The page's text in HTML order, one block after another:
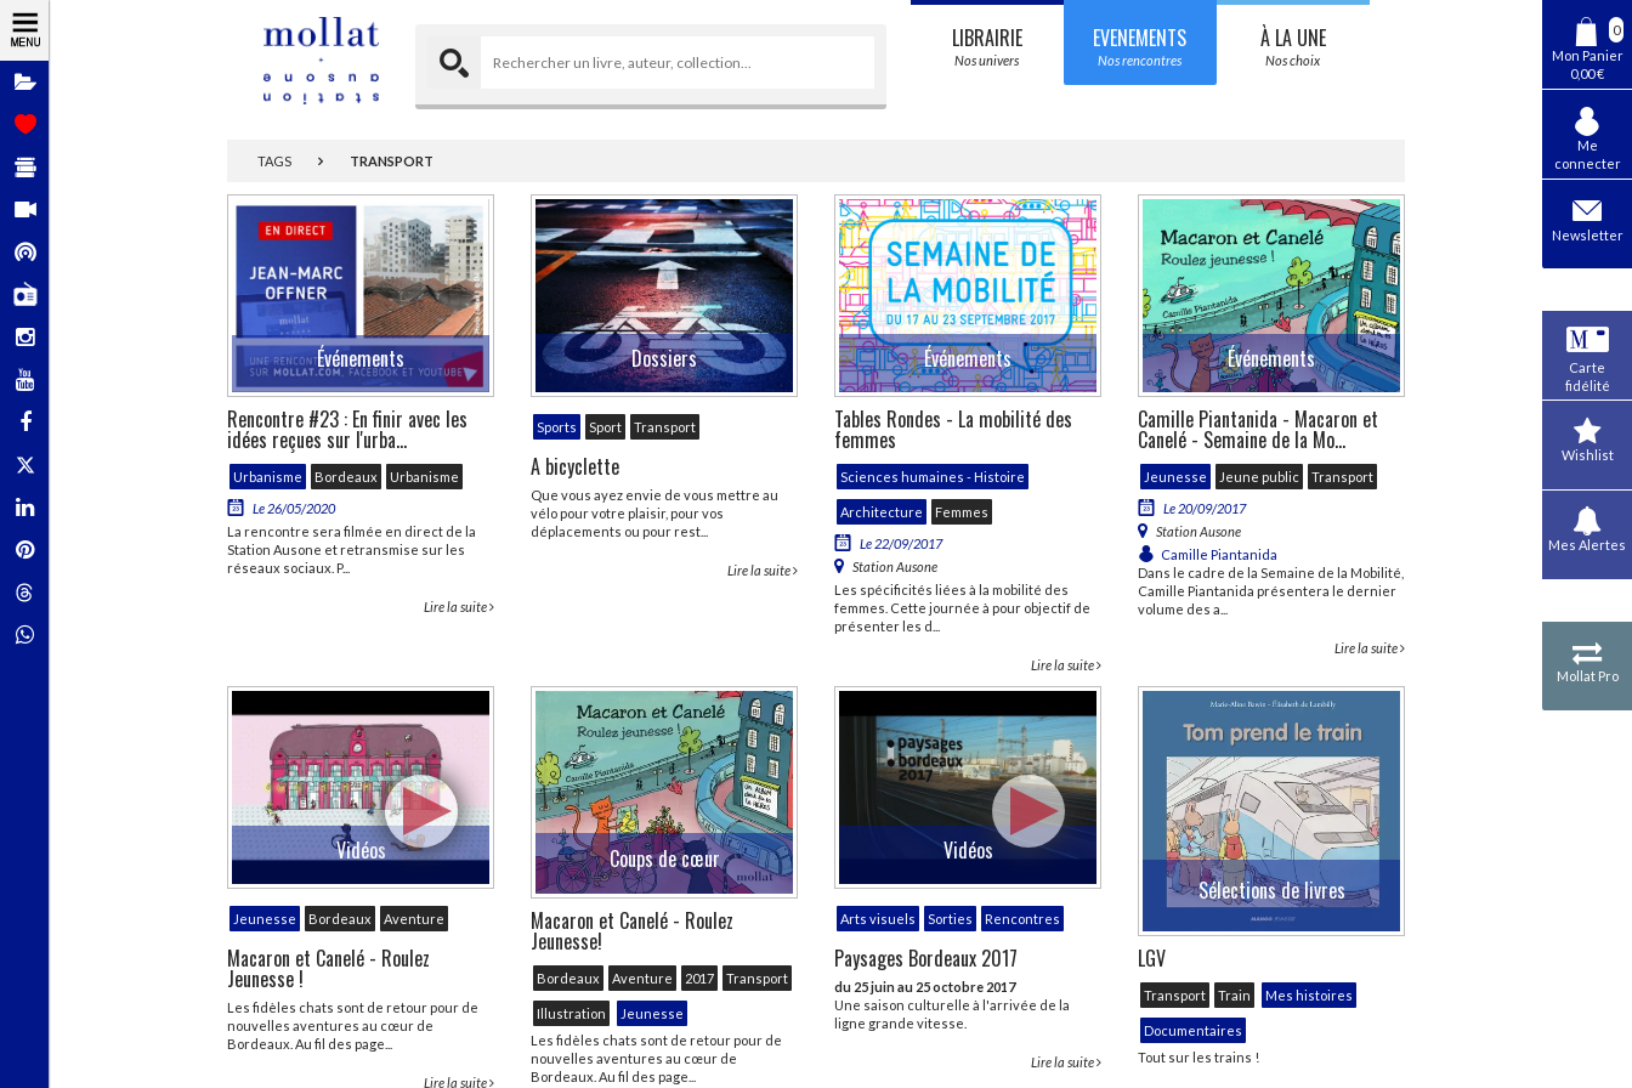
CHARGEMENT...
0
Mon Panier
0,00 €
Me
connecter
Newsletter
Carte
fidélité
Wishlist
Mes Alertes
Mollat Pro
LIBRAIRIE
Nos univers
EVENEMENTS
Nos rencontres
À LA UNE
Nos choix
TAGS TRANSPORT
Événements
Rencontre #23 : En finir avec les
idées reçues sur l'urba...
Urbanisme Bordeaux
Urbanisme
Le 26/05/2020
La rencontre sera filmée en direct de la
Station Ausone et retransmise sur les
réseaux sociaux. P...
Lire la suite
Dossiers
Sports Sport Transport
A bicyclette
Que vous ayez envie de vous mettre au
vélo pour votre plaisir, pour vos
déplacements ou pour rest...
Lire la suite
Événements
Tables Rondes - La mobilité des
femmes
Sciences humaines - Histoire
Architecture
Femmes
Le 22/09/2017
Station Ausone
Les spécificités liées à la mobilité des
femmes. Cette journée à pour objectif de
présenter les d...
Lire la suite
Événements
Camille Piantanida - Macaron et
Canelé - Semaine de la Mo...
Jeunesse Jeune public
Transport
Le 20/09/2017
Station Ausone
Camille Piantanida
Dans le cadre de la Semaine de la Mobilité,
Camille Piantanida présentera le dernier
volume des a...
Lire la suite
Vidéos
Jeunesse Bordeaux Aventure
Macaron et Canelé - Roulez
Jeunesse !
Les fidèles chats sont de retour pour de
nouvelles aventures au cœur de
Bordeaux. Au fil des page...
Lire la suite
Coups de cœur
Macaron et Canelé - Roulez
Jeunesse!
Bordeaux Aventure 2017 Transport
Illustration
Jeunesse
Les fidèles chats sont de retour pour de
nouvelles aventures au cœur de
Bordeaux. Au fil des page...
Vidéos
Arts visuels Sorties Rencontres
Paysages Bordeaux 2017
du 25 juin au 25 octobre 2017
Une saison culturelle à l'arrivée de la
ligne grande vitesse.
Lire la suite
Sélections de livres
LGV
Transport Train Mes histoires
Documentaires
Tout sur les trains !